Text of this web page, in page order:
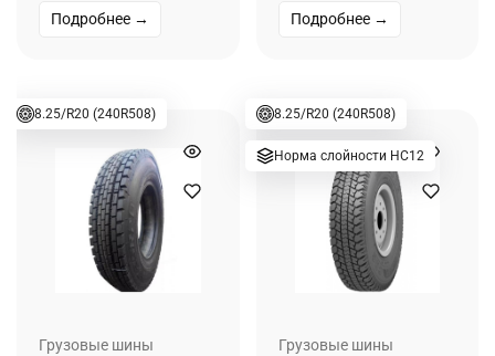
Подробнее → Подробнее →
8.25/R20 (240R508)
Грузовые шины
8.25/R20 (240R508)
Норма слойности НС12
Грузовые шины